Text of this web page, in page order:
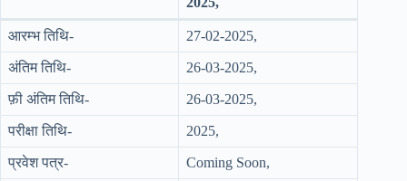
आरम्भ तिथि- 27-02-2025,
अंतिम तिथि- 26-03-2025,
फ़ी अंतिम तिथि- 26-03-2025,
परीक्षा तिथि- 2025,
प्रवेश पत्र- Coming Soon,